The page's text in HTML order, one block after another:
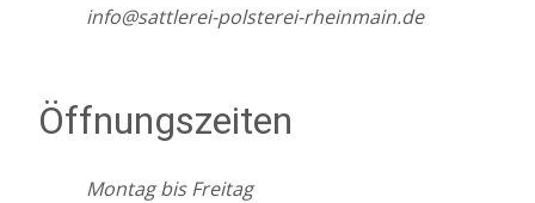
info@sattlerei-polsterei-rheinmain.de
Öffnungszeiten
Montag bis Freitag